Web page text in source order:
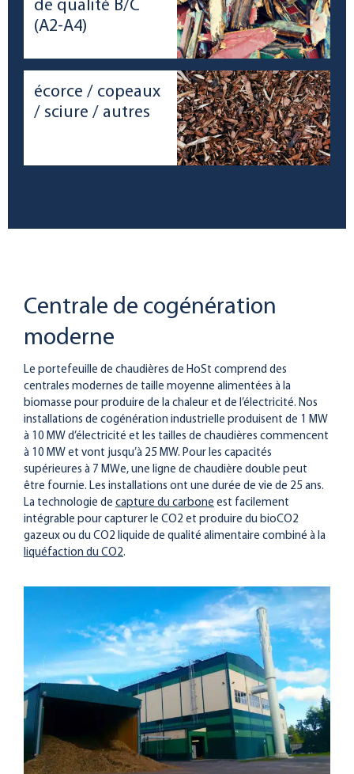
de qualité B/C
(A2-A4)
écorce / copeaux
/ sciure / autres
Centrale de cogénération
moderne
Le portefeuille de chaudières de HoSt comprend des
centrales modernes de taille moyenne alimentées à la
biomasse pour produire de la chaleur et de l’électricité. Nos
installations de cogénération industrielle produisent de 1 MW
à 10 MW d’électricité et les tailles de chaudières commencent
à 10 MW et vont jusqu’à 25 MW. Pour les capacités
supérieures à 7 MWe, une ligne de chaudière double peut
être fournie. Les installations ont une durée de vie de 25 ans.
La technologie de capture du carbone est facilement
intégrable pour capturer le CO2 et produire du bioCO2
gazeux ou du CO2 liquide de qualité alimentaire combiné à la
liquéfaction du CO2.